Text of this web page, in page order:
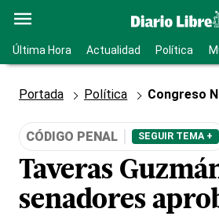
Última Hora Actualidad Política
Portada Política Congreso
CÓDIGO PENAL SEGUIR TEMA +
Taveras
senadores